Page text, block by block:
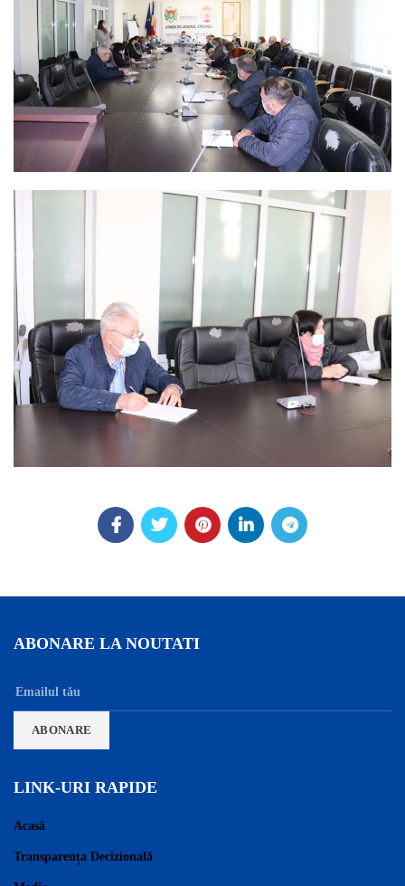
ABONARE LA NOUTATI
LINK-URI RAPIDE
Acasă
Transparența Decizională